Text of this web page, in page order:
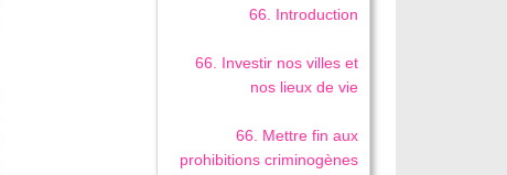
66. Introduction
66. Investir nos villes et
nos lieux de vie
66. Mettre fin aux
prohibitions criminogènes